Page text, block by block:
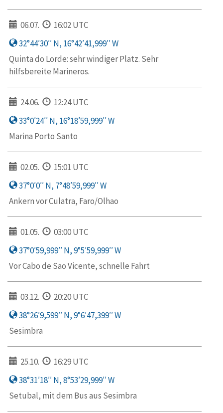
06.07.
16:02 UTC
32°44′30′′ N, 16°42′41,999′′ W
Quinta do Lorde: sehr windiger Platz. Sehr
hilfsbereite Marineros.
24.06.
12:24 UTC
33°0′24′′ N, 16°18′59,999′′ W
Marina Porto Santo
02.05.
15:01 UTC
37°0′0′′ N, 7°48′59,999′′ W
Ankern vor Culatra, Faro/Olhao
01.05.
03:00 UTC
37°0′59,999′′ N, 9°5′59,999′′ W
Vor Cabo de Sao Vicente, schnelle Fahrt
03.12.
20:20 UTC
38°26′9,599′′ N, 9°6′47,399′′ W
Sesimbra
25.10.
16:29 UTC
38°31′18′′ N, 8°53′29,999′′ W
Setubal, mit dem Bus aus Sesimbra